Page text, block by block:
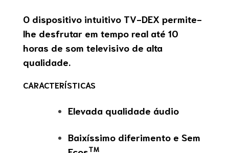
O dispositivo intuitivo TV-DEX permite-
lhe desfrutar em tempo real até 10
horas de som televisivo de alta
qualidade.
CARACTERÍSTICAS
Elevada qualidade áudio
Baixíssimo diferimento e Sem
TM